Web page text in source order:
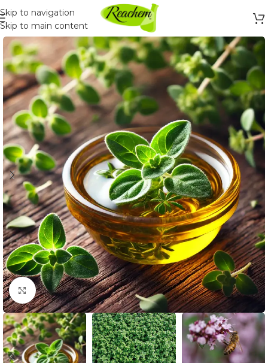
Skip to navigation
Skip to main content
Click to enlarge